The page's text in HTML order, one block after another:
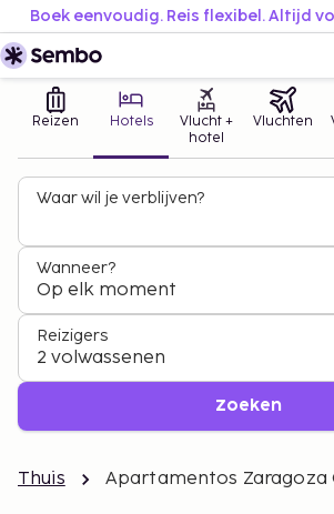
Boek eenvoudig. Reis flexibel. Altijd
Reizen Hotels
Vlucht +
hotel
Vluchten
Waar wil je verblijven?
Wanneer?
Op elk moment
Reizigers
2 volwassenen
Zoeken
Thuis Apartamentos Zaragoza